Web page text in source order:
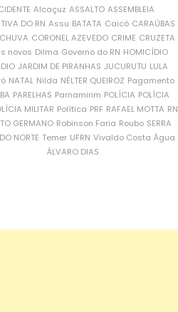
Alcaçuz ASSALTO ASSEMBLEIA
DO RN Assu BATATA Caicó CARAÚBAS
CORONEL AZEVEDO CRIME CRUZETA
novos Dilma Governo do RN HOMICÍDIO
JARDIM DE PIRANHAS JUCURUTU LULA
NATAL Nilda NÉLTER QUEIROZ Pagamento
PARELHAS Parnamirim POLÍCIA POLÍCIA
MILITAR Política PRF RAFAEL MOTTA RN
GERMANO Robinson Faria Roubo SERRA
NORTE Temer UFRN Vivaldo Costa Água
ÁLVARO DIAS